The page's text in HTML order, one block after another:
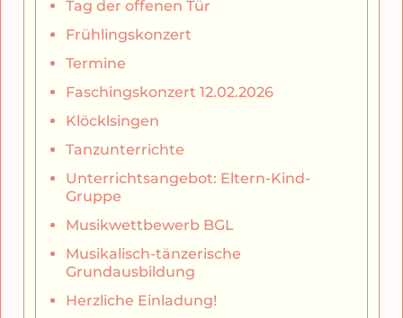
Tag der offenen Tür
Frühlingskonzert
Termine
Faschingskonzert 12.02.2026
Klöcklsingen
Tanzunterrichte
Unterrichtsangebot: Eltern-Kind-
Gruppe
Musikwettbewerb BGL
Musikalisch-tänzerische
Grundausbildung
Herzliche Einladung!